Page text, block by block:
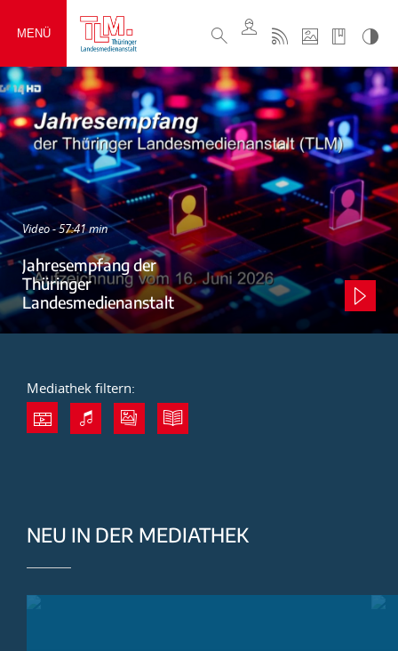
MENÜ
Video - 57:41 min
Jahresempfang der
Thüringer
Landesmedienanstalt
Mediathek filtern:
NEU IN DER MEDIATHEK